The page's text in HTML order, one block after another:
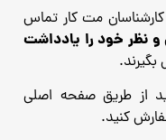
کارشناسان مت کار تماس
و نظر خود را یادداشت
از طریق صفحه اصلی
کنید.